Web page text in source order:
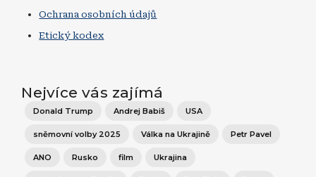
Ochrana osobních údajů
Etický kodex
Nejvíce vás zajímá
Donald Trump Andrej Babiš USA
sněmovní volby 2025 Válka na Ukrajině Petr Pavel
ANO Rusko film Ukrajina